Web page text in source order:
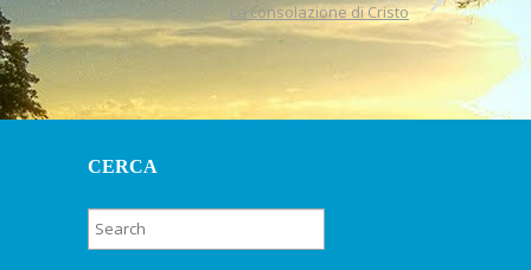
La consolazione di Cristo
CERCA